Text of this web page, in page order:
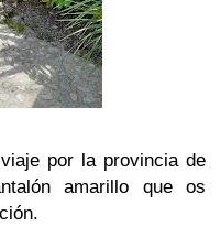
por la provincia de
amarillo que os